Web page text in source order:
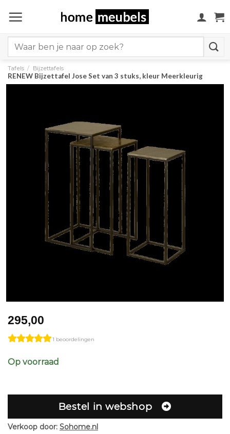
naar
for:
Tafels / Bijzettafels
RENEW Bijzettafel Jose Set van 3 stuks, kleur Meerkleurig
295,00
1 beoordelingen
Op voorraad
Bestel in webshop
Verkoop door: Sohome.nl